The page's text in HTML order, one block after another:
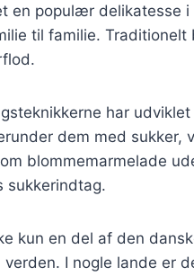
en populær delikatesse
til familie.
har
dem med sukker,
blommemarmelade
sukkerindtag.
kun en del af den
I nogle lande er